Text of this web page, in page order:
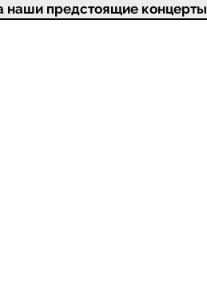
предстоящие концерты